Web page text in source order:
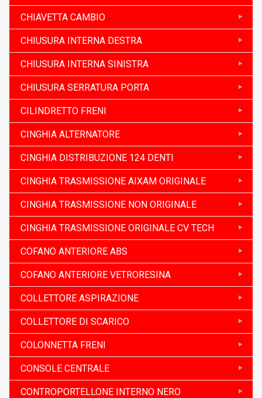
CHIAVETTA CAMBIO
CHIUSURA INTERNA DESTRA
CHIUSURA INTERNA SINISTRA
CHIUSURA SERRATURA PORTA
CILINDRETTO FRENI
CINGHIA ALTERNATORE
CINGHIA DISTRIBUZIONE 124 DENTI
CINGHIA TRASMISSIONE AIXAM ORIGINALE
CINGHIA TRASMISSIONE NON ORIGINALE
CINGHIA TRASMISSIONE ORIGINALE CV TECH
COFANO ANTERIORE ABS
COFANO ANTERIORE VETRORESINA
COLLETTORE ASPIRAZIONE
COLLETTORE DI SCARICO
COLONNETTA FRENI
CONSOLE CENTRALE
CONTROPORTELLONE INTERNO NERO